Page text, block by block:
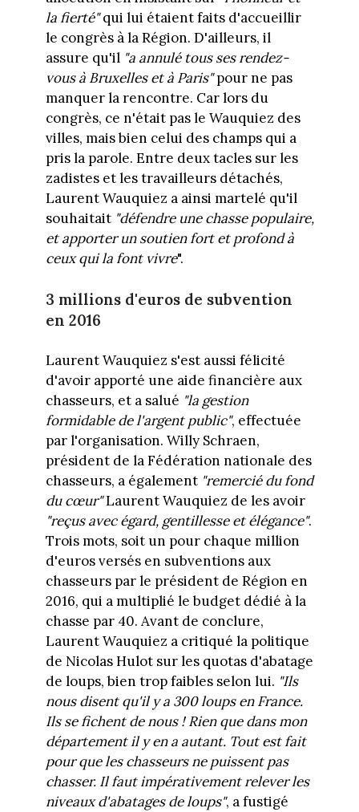
la fierté"qui lui étaient faits d'accueillir
le congrès à la Région. D'ailleurs, il
assure qu'il "a annulé tous ses rendez-
vous à Bruxelles et à Paris"pour ne pas
manquer la rencontre. Car lors du
congrès, ce n'était pas le Wauquiez des
villes, mais bien celui des champs qui a
pris la parole. Entre deux tacles sur les
zadistes et les travailleurs détachés,
Laurent Wauquiez a ainsi martelé qu'il
souhaitait "défendre une chasse populaire,
et apporter un soutien fort et profond à
ceux qui la font vivre".
3 millions d'euros de subvention
en 2016
Laurent Wauquiez s'est aussi félicité
d'avoir apporté une aide financière aux
chasseurs, et a salué "la gestion
formidable de l'argent public", effectuée
par l'organisation. Willy Schraen,
président de la Fédération nationale des
chasseurs, a également "remercié du fond
du cœur"Laurent Wauquiez de les avoir
"reçus avec égard, gentillesse et élégance".
Trois mots, soit un pour chaque million
d'euros versés en subventions aux
chasseurs par le président de Région en
2016, qui a multiplié le budget dédié à la
chasse par 40. Avant de conclure,
Laurent Wauquiez a critiqué la politique
de Nicolas Hulot sur les quotas d'abatage
de loups, bien trop faibles selon lui. "Ils
nous disent qu'il y a 300 loups en France.
Ils se fichent de nous ! Rien que dans mon
département il y en a autant. Tout est fait
pour que les chasseurs ne puissent pas
chasser. Il faut impérativement relever les
niveaux d'abatages de loups", a fustigé